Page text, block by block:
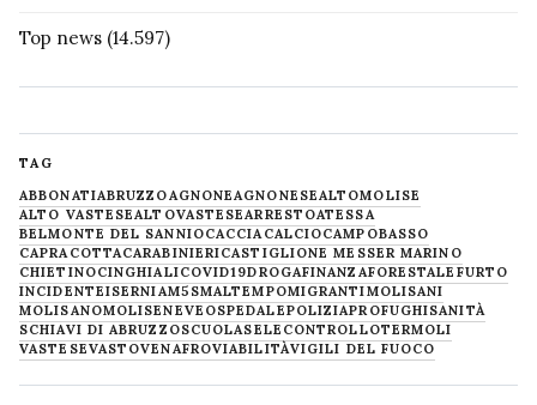
Top news (14.597)
TAG
ABBONATIABRUZZOAGNONEAGNONESEALTOMOLISE
ALTO VASTESEALTOVASTESEARRESTOATESSA
BELMONTE DEL SANNIOCACCIA CALCIOCAMPOBASSO
CAPRACOTTACARABINIERICASTIGLIONE MESSER MARINO
CHIETINOCINGHIALICOVID19DROGAFINANZAFORESTALE FURTO
INCIDENTEISERNIAM5SMALTEMPOMIGRANTIMOLISANI
MOLISANOMOLISENEVE OSPEDALEPOLIZIAPROFUGHISANITÀ
SCHIAVI DI ABRUZZOSCUOLASELECONTROLLOTERMOLI
VASTESEVASTOVENAFROVIABILITÀVIGILI DEL FUOCO